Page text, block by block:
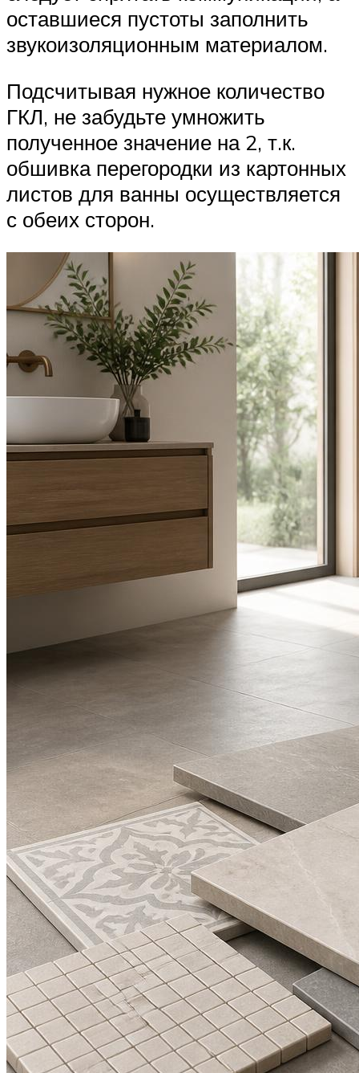
оставшиеся пустоты заполнить
звукоизоляционным материалом.
Подсчитывая нужное количество
ГКЛ, не забудьте умножить
полученное значение на 2, т.к.
обшивка перегородки из картонных
листов для ванны осуществляется
с обеих сторон.